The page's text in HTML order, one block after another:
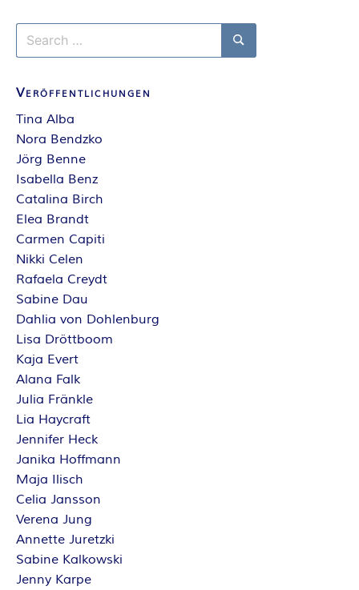
Search
for:
Search
Veröffentlichungen
Tina Alba
Nora Bendzko
Jörg Benne
Isabella Benz
Catalina Birch
Elea Brandt
Carmen Capiti
Nikki Celen
Rafaela Creydt
Sabine Dau
Dahlia von Dohlenburg
Lisa Dröttboom
Kaja Evert
Alana Falk
Julia Fränkle
Lia Haycraft
Jennifer Heck
Janika Hoffmann
Maja Ilisch
Celia Jansson
Verena Jung
Annette Juretzki
Sabine Kalkowski
Jenny Karpe